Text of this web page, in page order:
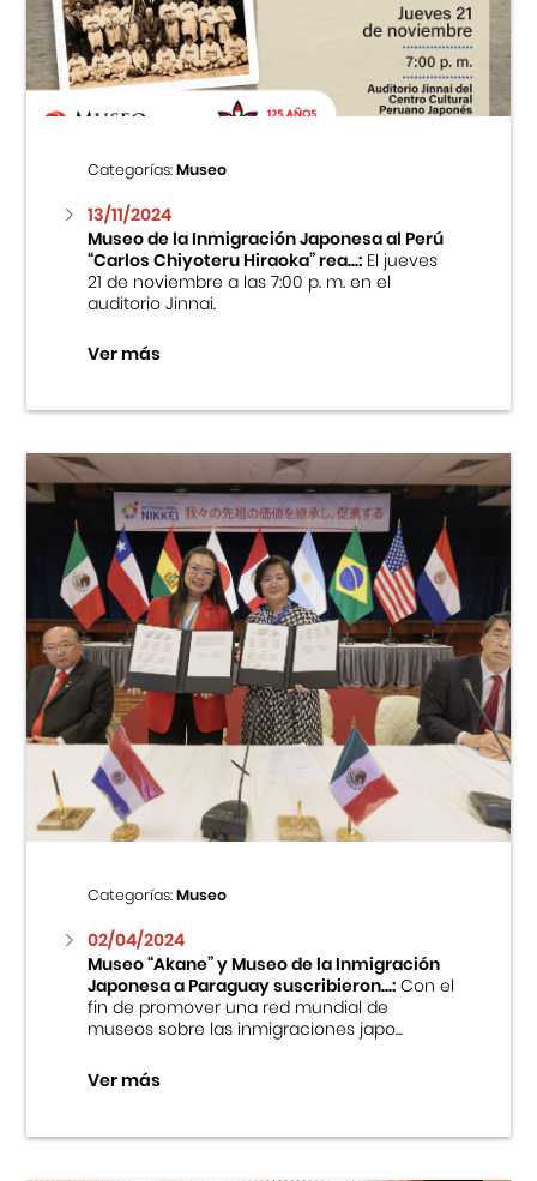
Centro Cultural Peruano Japonés
Cursos
Museo de la Inmigración Japonesa
Fondo Editorial
Teatro Peruano Japonés
Categorías:Museo
13/11/2024
Museo de la Inmigración Japonesa al Perú
“Carlos Chiyoteru Hiraoka” rea...:El jueves
21 de noviembre a las 7:00 p. m. en el
auditorio Jinnai.
Ver más
Categorías:Museo
02/04/2024
Museo “Akane” y Museo de la Inmigración
Japonesa a Paraguay suscribieron...:Con el
fin de promover una red mundial de
museos sobre las inmigraciones japo...
Ver más